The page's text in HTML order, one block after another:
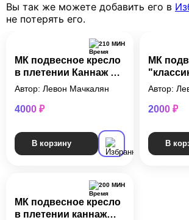
Вы так же можете добавить его в
не потерять его.
210 МИН
МК подвесное кресло
в плетении Каннаж +
трубка
Автор: Левон Мачкалян
4000 ₽
В корзину
МК
Автор:
2000 ₽
В
200 МИН
МК подвесное кресло
в плетении каннаж